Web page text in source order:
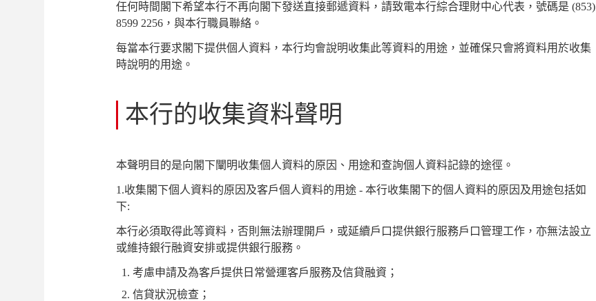
任何時間閣下希望本行不再向閣下發送直接郵遞資料，請致電本行綜合理財中心代表，號碼是 (853)
8599 2256 ，與本行職員聯絡。
每當本行要求閣下提供個人資料，本行均會說明收集此等資料的用途，並確保只會將資料用於收集
時說明的用途。
本行的收集資料聲明
本聲明目的是向閣下闡明收集個人資料的原因、用途和查詢個人資料記錄的途徑。
1.收集閣下個人資料的原因及客戶個人資料的用途 - 本行收集閣下的個人資料的原因及用途包括如
下:
本行必須取得此等資料，否則無法辦理開戶，或延續戶口提供銀行服務戶口管理工作，亦無法設立
或維持銀行融資安排或提供銀行服務。
考慮申請及為客戶提供日常營運客戶服務及信貸融資；
信貸狀況檢查；